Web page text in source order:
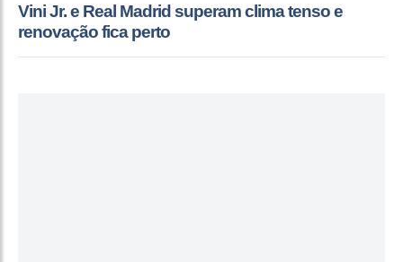
Vini Jr. e Real Madrid superam clima tenso e
renovação fica perto